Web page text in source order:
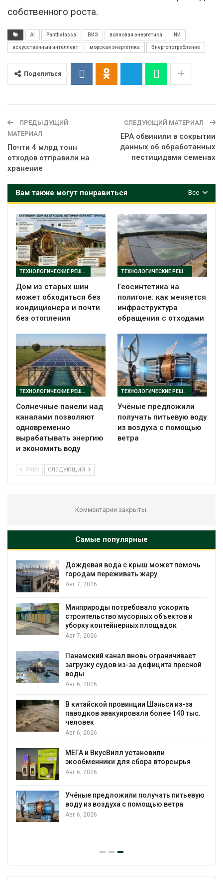
собственного роста.
AI Panthalassa ВИЭ волновая энергетика ИИ
искусственный интеллект морская энергетика Энергопотребление
Поделиться
ПРЕДЫДУЩИЙ
МАТЕРИАЛ
Почти 4 млрд тонн
отходов отправили на
хранение
СЛЕДУЮЩИЙ МАТЕРИАЛ
EPA обвинили в сокрытии
данных об обработанных
пестицидами семенах
Все
Вам также могут понравиться
ТЕХНОЛОГИЧЕСКИЕ РЕШЕНИЯ
Дом из старых шин
может обходиться без
кондиционера и почти
без отопления
ТЕХНОЛОГИЧЕСКИЕ РЕШЕНИЯ
Геосинтетика на
полигоне: как меняется
инфраструктура
обращения с отходами
ТЕХНОЛОГИЧЕСКИЕ РЕШЕНИЯ
Солнечные панели над
каналами позволяют
одновременно
вырабатывать энергию
и экономить воду
ТЕХНОЛОГИЧЕСКИЕ РЕШЕНИЯ
Учёные предложили
получать питьевую воду
из воздуха с помощью
ветра
PREV СЛЕДУЮЩИЙ
Комментарии закрыты.
Самые популярные
Дождевая вода с крыш может помочь
городам переживать жару
Авг 7, 2026
Минприроды потребовало ускорить
строительство мусорных объектов и
уборку контейнерных площадок
Авг 7, 2026
Панамский канал вновь ограничивает
загрузку судов из-за дефицита пресной
воды
Авг 6, 2026
В китайской провинции Шэньси из-за
паводков эвакуировали более 140 тыс.
человек
Авг 6, 2026
МЕГА и ВкусВилл установили
экообменники для сбора вторсырья
Авг 6, 2026
Учёные предложили получать питьевую
воду из воздуха с помощью ветра
Авг 6, 2026